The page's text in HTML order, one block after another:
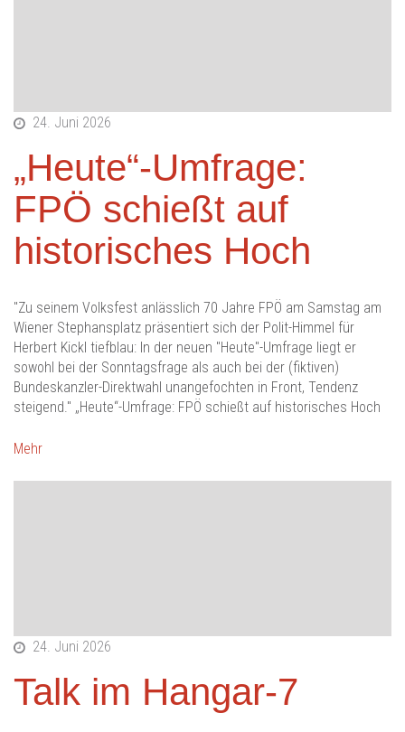
24. Juni 2026
„Heute“-Umfrage:
FPÖ schießt auf
historisches Hoch
"Zu seinem Volksfest anlässlich 70 Jahre FPÖ am Samstag am
Wiener Stephansplatz präsentiert sich der Polit-Himmel für
Herbert Kickl tiefblau: In der neuen "Heute"-Umfrage liegt er
sowohl bei der Sonntagsfrage als auch bei der (fiktiven)
Bundeskanzler-Direktwahl unangefochten in Front, Tendenz
steigend." „Heute“-Umfrage: FPÖ schießt auf historisches Hoch
Mehr
24. Juni 2026
Talk im Hangar-7